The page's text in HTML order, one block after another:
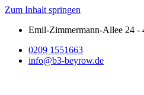
Zum Inhalt springen
Emil-Zimmermann-Allee 24 -
0209 1551663
info@b3-beyrow.de